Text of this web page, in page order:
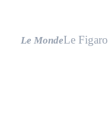
Le MondeLe Figaro